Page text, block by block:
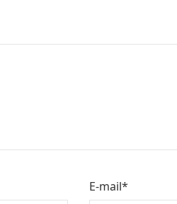
E-mail*